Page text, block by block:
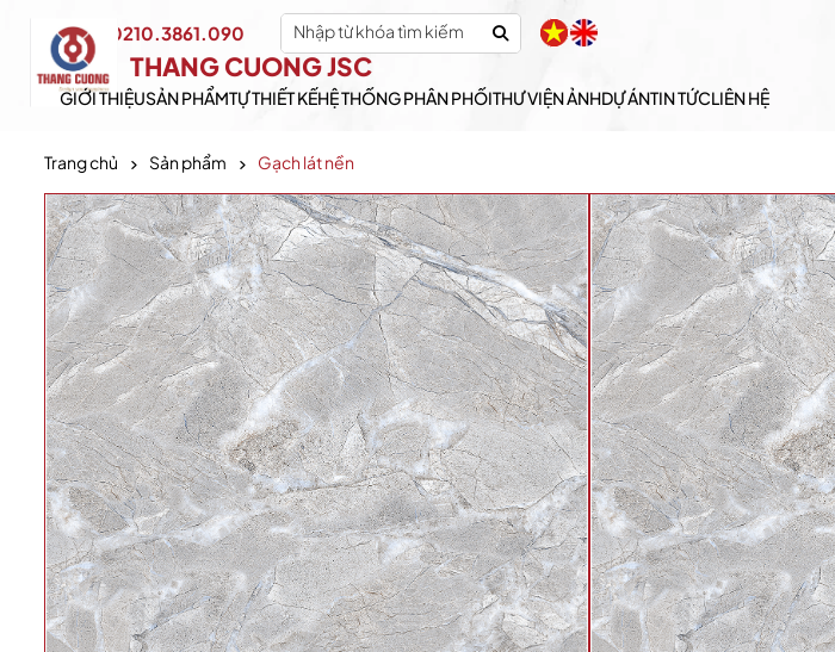
THANG CUONG JSC
Hotline: 0210.3861.090
GIỚI THIỆUSẢN PHẨMTỰ THIẾT KẾHỆ THỐNG PHÂN PHỐITHƯ VIỆN ẢNHDỰ ÁNTIN TỨCLIÊN HỆ
Trang chủ Sản phẩm Gạch lát nền